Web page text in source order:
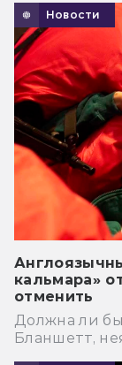
Новости
кальмара»
отменить
Должна ли
Бланшетт,